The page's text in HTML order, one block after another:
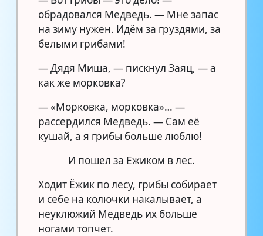
обрадовался Медведь. — Мне запас
на зиму нужен. Идём за груздями, за
белыми грибами!
— Дядя Миша, — пискнул Заяц, — а
как же морковка?
— «Морковка, морковка»… —
рассердился Медведь. — Сам её
кушай, а я грибы больше люблю!
И пошел за Ежиком в лес.
Ходит Ёжик по лесу, грибы собирает
и себе на колючки накалывает, а
неуклюжий Медведь их больше
ногами топчет.